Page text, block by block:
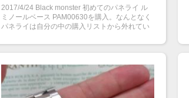
2017/4/24 Black monster 初めてのパネライ ル
ミノールベース PAM00630を購入。なんとなく
パネライは自分の中の購入リストから外れてい
と思いましたので。さっそくPAM00630レビュ
ー開始。